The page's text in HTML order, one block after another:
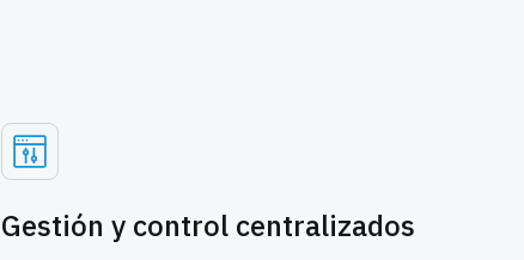
Gestión y control centralizados